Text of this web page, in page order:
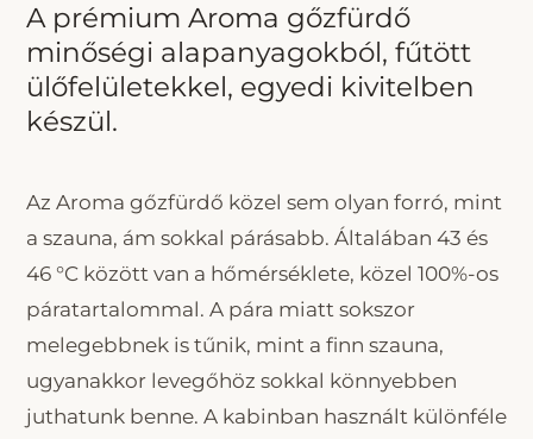
A prémium Aroma gőzfürdő
minőségi alapanyagokból, fűtött
ülőfelületekkel, egyedi kivitelben
készül.
Az Aroma gőzfürdő közel sem olyan forró, mint
a szauna, ám sokkal párásabb. Általában 43 és
46 °C között van a hőmérséklete, közel 100%-os
páratartalommal. A pára miatt sokszor
melegebbnek is tűnik, mint a finn szauna,
ugyanakkor levegőhöz sokkal könnyebben
juthatunk benne. A kabinban használt különféle